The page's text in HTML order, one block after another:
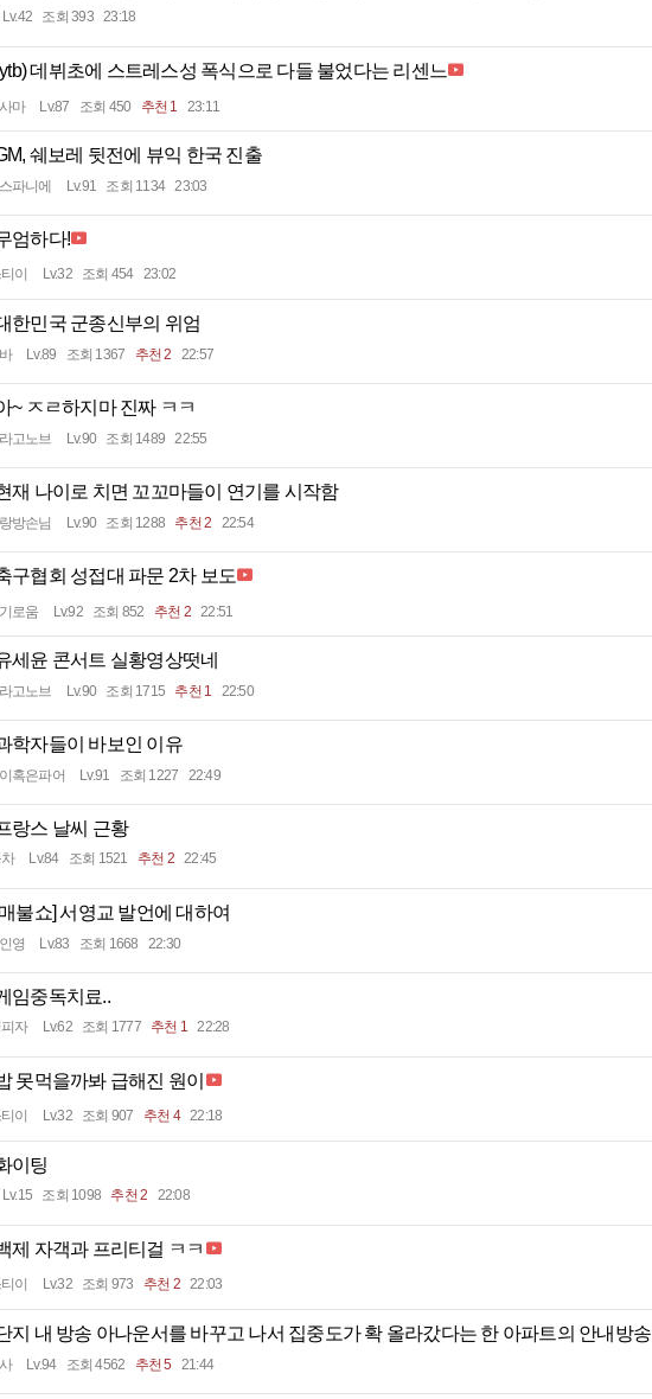
Lv.42 조회 393 23:18
데뷔초에 스트레스성 폭식으로 다들 불었다는 리센느
마 Lv.87 조회 450 추천 1 23:11
쉐보레 뒷전에 뷰익 한국 진출
파니에 Lv.91 조회 1134 23:03
엄하다!
이 Lv.32 조회 454 23:02
한민국 군종신부의 위엄
Lv.89 조회 1367 추천 2 22:57
~ ㅈㄹ하지마 진짜 ㅋㅋ
고노브 Lv.90 조회 1489 22:55
재 나이로 치면 꼬꼬마들이 연기를 시작함
방손님 Lv.90 조회 1288 추천 2 22:54
구협회 성접대 파문 2차 보도
로움 Lv.92 조회 852 추천 2 22:51
세윤 콘서트 실황영상떳네
고노브 Lv.90 조회 1715 추천 1 22:50
학자들이 바보인 이유
혹은파어 Lv.91 조회 1227 22:49
랑스 날씨 근황
Lv.84 조회 1521 추천 2 22:45
불쇼] 서영교 발언에 대하여
영 Lv.83 조회 1668 22:30
임중독치료..
자 Lv.62 조회 1777 추천 1 22:28
못먹을까봐 급해진 원이
이 Lv.32 조회 907 추천 4 22:18
이팅
Lv.15 조회 1098 추천 2 22:08
제 자객과 프리티걸 ㅋㅋ
이 Lv.32 조회 973 추천 2 22:03
지 내 방송 아나운서를 바꾸고 나서 집중도가 확 올라갔다는 한 아파트의 안내방송
Lv.94 조회 4562 추천 5 21:44